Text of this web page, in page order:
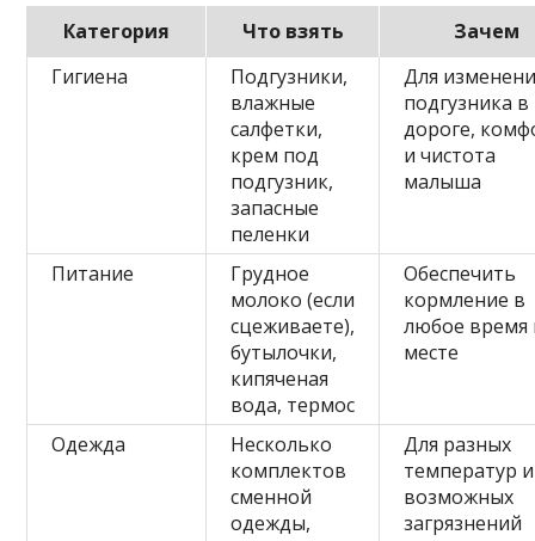
Категория Что взять
Зачем
Гигиена
Подгузники,
влажные
салфетки,
крем под
подгузник,
запасные
пеленки
Для
подгузника в
дороге,
и чистота
малыша
Питание
Грудное
молоко (если
сцеживаете),
бутылочки,
кипяченая
вода, термос
Обеспечить
кормление в
любое время
месте
Одежда
Несколько
комплектов
сменной
одежды,
Для разных
температур и
возможных
загрязнений